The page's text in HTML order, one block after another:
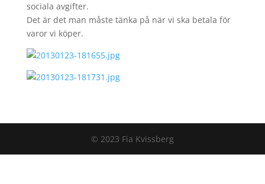
sociala avgifter.
Det är det man måste tänka på när vi ska betala för
varor vi köper.
© 2023 Fia Kvissberg